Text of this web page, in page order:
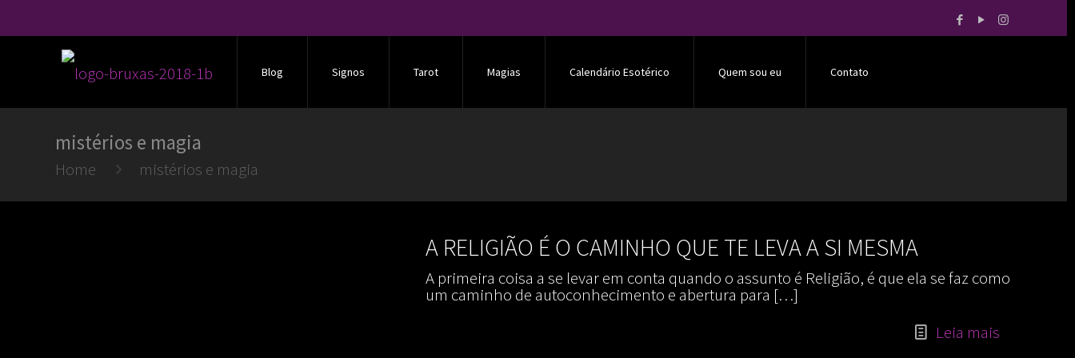
Blog Signos Tarot Magias Calendário Esotérico Quem sou eu Contato
mistérios e magia
Home mistérios e magia
A RELIGIÃO É O CAMINHO QUE TE LEVA A SI MESMA
A primeira coisa a se levar em conta quando o assunto é Religião, é que ela se faz como
um caminho de autoconhecimento e abertura para […]
Leia mais